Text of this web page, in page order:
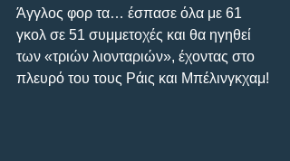
Άγγλος φορ τα… έσπασε όλα με 61
γκολ σε 51 συμμετοχές και θα ηγηθεί
των «τριών λιονταριών», έχοντας στο
πλευρό του τους Ράις και Μπέλινγκχαμ!